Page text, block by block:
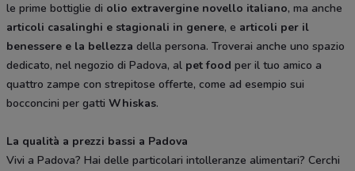
le prime bottiglie di olio extravergine novello italiano, ma anche
articoli casalinghi e stagionali in genere, e articoli per il
benessere e la bellezza della persona. Troverai anche uno spazio
dedicato, nel negozio di Padova, al pet food per il tuo amico a
quattro zampe con strepitose offerte, come ad esempio sui
bocconcini per gatti Whiskas.
La qualità a prezzi bassi a Padova
Vivi a Padova? Hai delle particolari intolleranze alimentari? Cerchi